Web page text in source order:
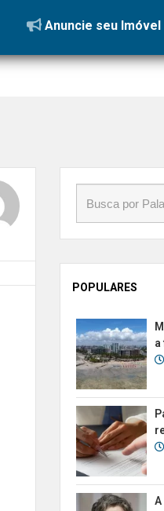
Anuncie seu Imóvel
POPULARES
a